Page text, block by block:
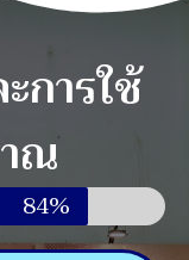
การใช้
ณ
84%